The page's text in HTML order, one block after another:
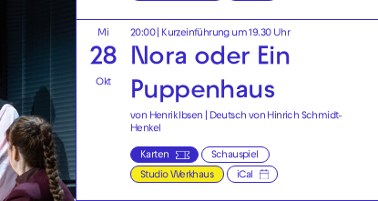
Mi
28
Okt
20:00| Kurzeinführung um 19.30 Uhr
Nora oder Ein
Puppenhaus
von Henrik Ibsen | Deutsch von Hinrich Schmidt-
Henkel
Karten Schauspiel
Studio Werkhaus iCal